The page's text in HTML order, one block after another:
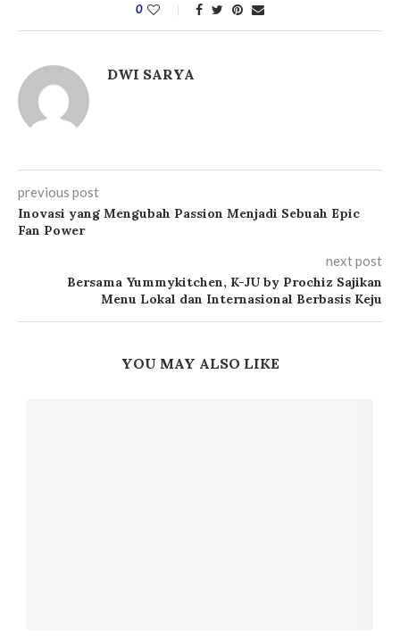
0
DWI SARYA
previous post
Inovasi yang Mengubah Passion Menjadi Sebuah Epic
Fan Power
next post
Bersama Yummykitchen, K-JU by Prochiz Sajikan
Menu Lokal dan Internasional Berbasis Keju
YOU MAY ALSO LIKE